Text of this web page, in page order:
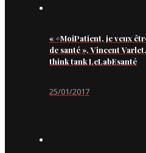
« #MoiPatient, je veux
de santé », Vincent
think tank LeLabEsanté
25/01/2017